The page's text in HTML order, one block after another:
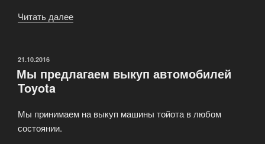
Читать далее
иномарок
ОПУБЛИКОВАНО
21.10.2016
Мы предлагаем выкуп автомобилей
Toyota
Мы принимаем на выкуп машины тойота в любом
состоянии.